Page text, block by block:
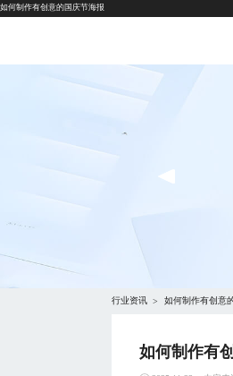
如何制作有创意的国庆节海报
行业资讯 > 如何制作有创意
如何制作有